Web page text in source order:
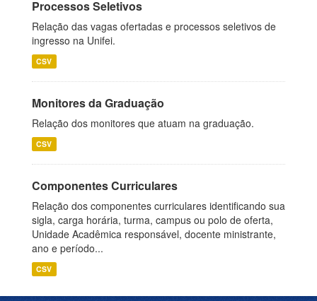
Processos Seletivos
Relação das vagas ofertadas e processos seletivos de
ingresso na Unifei.
CSV
Monitores da Graduação
Relação dos monitores que atuam na graduação.
CSV
Componentes Curriculares
Relação dos componentes curriculares identificando sua
sigla, carga horária, turma, campus ou polo de oferta,
Unidade Acadêmica responsável, docente ministrante,
ano e período...
CSV